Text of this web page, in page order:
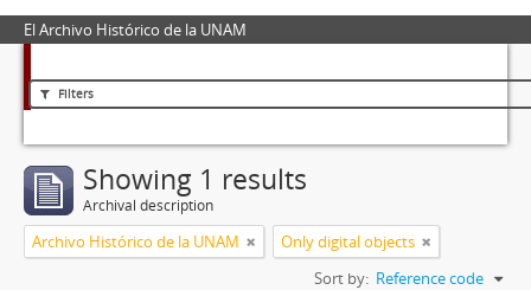
El Archivo Histórico de la UNAM
Filters
Showing 1 results
Archival description
Archivo Histórico de la UNAM
Only digital objects
Sort by: Reference code